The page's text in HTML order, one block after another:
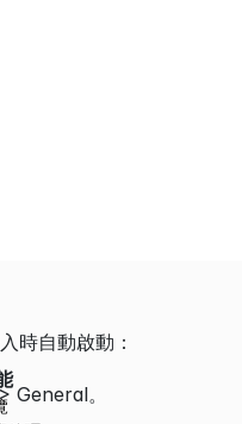
時自動啟動：
。